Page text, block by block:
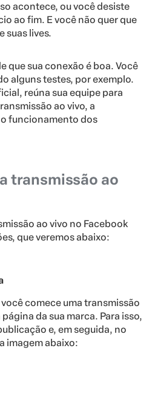
acontece, ou você desiste
ao fim. E você não quer que
suas lives.
que sua conexão é boa. Você
alguns testes, por exemplo.
reúna sua equipe para
ao vivo, a
funcionamento dos
transmissão ao
ao vivo no Facebook
que veremos abaixo:
comece uma transmissão
da sua marca. Para isso,
e, em seguida, no
imagem abaixo: